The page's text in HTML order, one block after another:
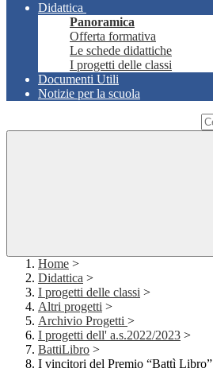
Didattica
Panoramica
Offerta formativa
Le schede didattiche
I progetti delle classi
Documenti Utili
Notizie per la scuola
Home >
Didattica >
I progetti delle classi >
Altri progetti >
Archivio Progetti >
I progetti dell' a.s.2022/2023 >
BattiLibro >
I vincitori del Premio “Battì Libro”